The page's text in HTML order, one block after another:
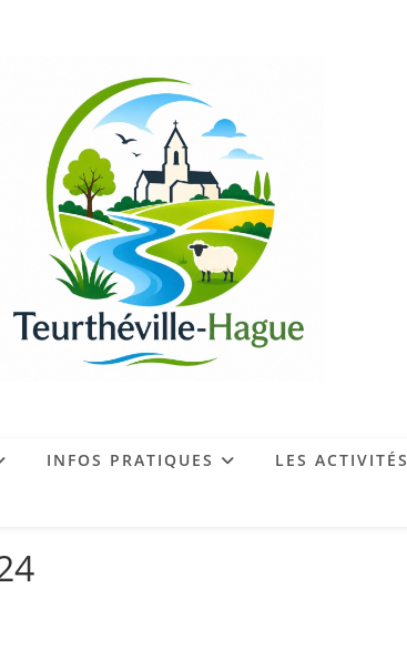
INFOS PRATIQUES LES ACTIVITÉS